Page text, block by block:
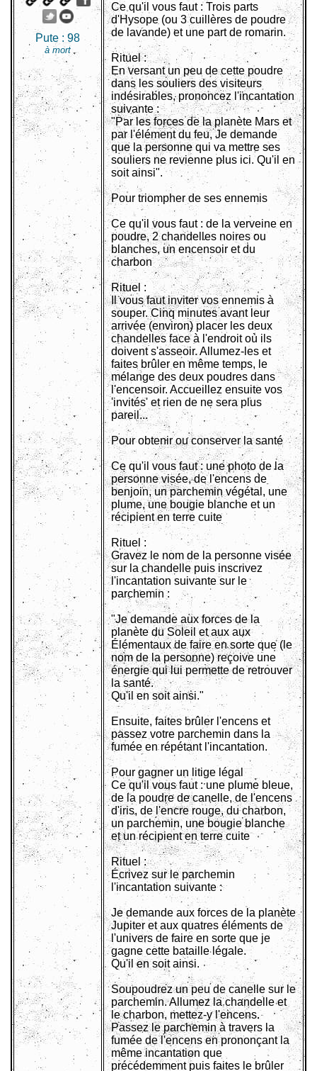
Pute : 98
à mort
Ce qu'il vous faut : Trois parts
d'Hysope (ou 3 cuillères de poudre
de lavande) et une part de romarin.
Rituel :
En versant un peu de cette poudre
dans les souliers des visiteurs
indésirables, prononcez l'incantation
suivante :
"Par les forces de la planète Mars et
par l'élément du feu, Je demande
que la personne qui va mettre ses
souliers ne revienne plus ici. Qu'il en
soit ainsi".
Pour triompher de ses ennemis
Ce qu'il vous faut : de la verveine en
poudre, 2 chandelles noires ou
blanches, un encensoir et du
charbon
Rituel :
Il vous faut inviter vos ennemis à
souper. Cinq minutes avant leur
arrivée (environ) placer les deux
chandelles face à l'endroit où ils
doivent s'asseoir. Allumez-les et
faites brûler en même temps, le
mélange des deux poudres dans
l'encensoir. Accueillez ensuite vos
'invités' et rien de ne sera plus
pareil...
Pour obtenir ou conserver la santé
Ce qu'il vous faut : une photo de la
personne visée, de l'encens de
benjoin, un parchemin végétal, une
plume, une bougie blanche et un
récipient en terre cuite
Rituel :
Gravez le nom de la personne visée
sur la chandelle puis inscrivez
l'incantation suivante sur le
parchemin :
"Je demande aux forces de la
planète du Soleil et aux aux
Élémentaux de faire en sorte que (le
nom de la personne) reçoive une
énergie qui lui permette de retrouver
la santé.
Qu'il en soit ainsi."
Ensuite, faites brûler l'encens et
passez votre parchemin dans la
fumée en répétant l'incantation.
Pour gagner un litige légal
Ce qu'il vous faut : une plume bleue,
de la poudre de canelle, de l'encens
d'iris, de l'encre rouge, du charbon,
un parchemin, une bougie blanche
et un récipient en terre cuite
Rituel :
Écrivez sur le parchemin
l'incantation suivante :
Je demande aux forces de la planète
Jupiter et aux quatres éléments de
l'univers de faire en sorte que je
gagne cette bataille légale.
Qu'il en soit ainsi.
Soupoudrez un peu de canelle sur le
parchemin. Allumez la chandelle et
le charbon, mettez-y l'encens.
Passez le parchemin à travers la
fumée de l'encens en prononçant la
même incantation que
précédemment puis faites le brûler